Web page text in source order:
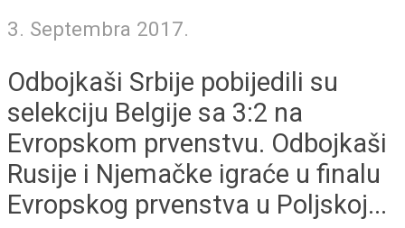
3. Septembra 2017.
Odbojkaši Srbije pobijedili su
selekciju Belgije sa 3:2 na
Evropskom prvenstvu. Odbojkaši
Rusije i Njemačke igraće u finalu
Evropskog prvenstva u Poljskoj...